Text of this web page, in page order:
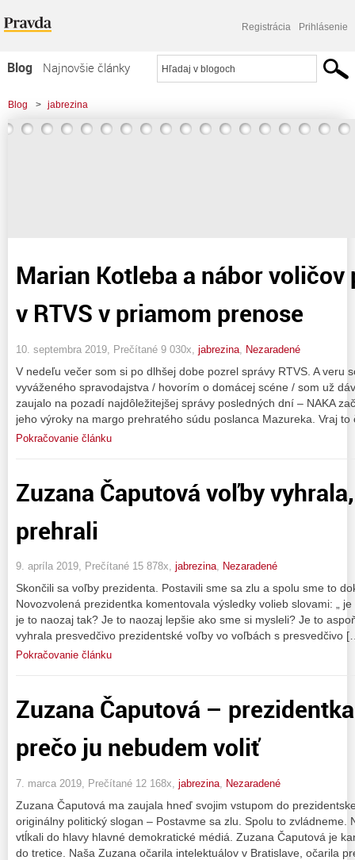
Registrácia Prihlásenie
Blog
Najnovšie články
Najčítanejšie články
Najkomentovanejšie články
Blog > jabrezina
Marian Kotleba a nábor voličov
v RTVS v priamom prenose
10. septembra 2019, Prečítané 9 030x, jabrezina Nezaradené
V nedeľu večer som si po dlhšej dobe pozrel správy RTVS. A veru
vyváženého spravodajstva / hovorím o domácej scéne / som už
zaujalo na pozadí najdôležitejšej správy posledných dní – NAKA
jeho výroky na margo prehratého súdu poslanca Mazureka. Vraj
Pokračovanie článku
Zuzana Čaputová voľby
prehrali
9. apríla 2019, Prečítané 15 878x, jabrezina, Nezaradené
Skončili sa voľby prezidenta. Postavili sme sa zlu a spolu sme to
Novozvolená prezidentka komentovala výsledky volieb slovami: „
je to naozaj tak? Je to naozaj lepšie ako sme si mysleli? Je to
vyhrala presvedčivo prezidentské voľby vo voľbách s presvedčivo
Pokračovanie článku
Zuzana Čaputová –
prečo ju nebudem voliť
7. marca 2019, Prečítané 12 168x, jabrezina Nezaradené
Zuzana Čaputová ma zaujala hneď svojim vstupom do
originálny politický slogan – Postavme sa zlu. Spolu to zvládneme.
vtĺkali do hlavy hlavné demokratické médiá. Zuzana Čaputová je
do tretice. Naša Zuzana očarila intelektuálov v Bratislave, očarila